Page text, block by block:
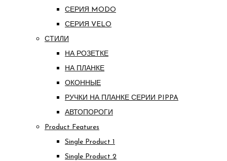
СЕРИЯ MODO
СЕРИЯ VELO
СТИЛИ
НА РОЗЕТКЕ
НА ПЛАНКЕ
ОКОННЫЕ
РУЧКИ НА ПЛАНКЕ СЕРИИ PIPPA
АВТОПОРОГИ
Product Features
Single Product 1
Single Product 2